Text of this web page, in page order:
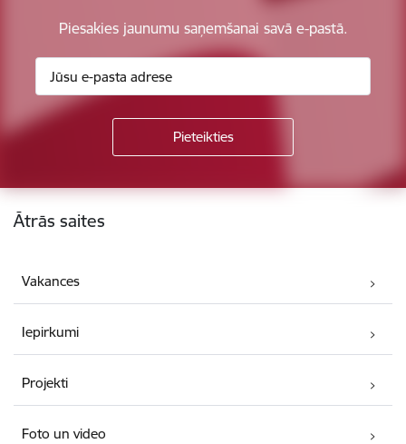
Piesakies jaunumu saņemšanai savā e-pastā.
Kājene
Ātrās saites
Vakances
Iepirkumi
Projekti
Foto un video